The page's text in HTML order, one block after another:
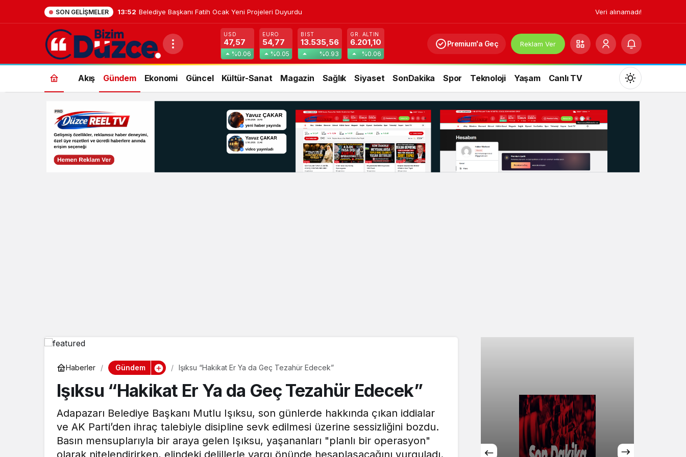
SON GELIŞMELER 13:52 Belediye Başkanı Fatih Ocak Yeni Projeleri Duyurdu Veri alınamadı!
USD
47,57
%0.06
EURO
54,77
%0.05
BIST
13.535,56
%0.93
GR. ALTIN
6.201,10
%0.06
Premium'a Geç Reklam Ver
Akış Gündem Ekonomi Güncel Kültür-Sanat Magazin Sağlık Siyaset SonDakika Spor Teknoloji Yaşam Canlı TV
Mod
değiştir
Gündüz Modu
Gündüz modunu seçin.
Haberler Gündem Işıksu “Hakikat Er Ya da Geç Tezahür Edecek”
Işıksu “Hakikat Er Ya da Geç Tezahür Edecek”
Adapazarı Belediye Başkanı Mutlu Işıksu, son günlerde hakkında çıkan iddialar
ve AK Parti’den ihraç talebiyle disipline sevk edilmesi üzerine sessizliğini bozdu.
Basın mensuplarıyla bir araya gelen Işıksu, yaşananları "planlı bir operasyon"
olarak nitelendirirken, elindeki delillerle yargı önünde hesaplaşacağını vurguladı.